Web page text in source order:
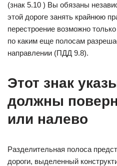
(знак 5.10 ) Вы обязаны
этой дороге занять крайнюю
перестроение возможно
по каким еще полосам
направлении (ПДД 9.8).
Этот знак
должны
или налево
Разделительная полоса
дороги, выделенный